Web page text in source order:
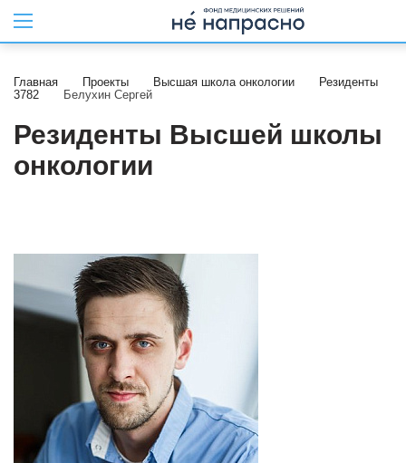
Главная Проекты Высшая школа онкологии
Резиденты
3782
Белухин Сергей
Резиденты Высшей школы
онкологии